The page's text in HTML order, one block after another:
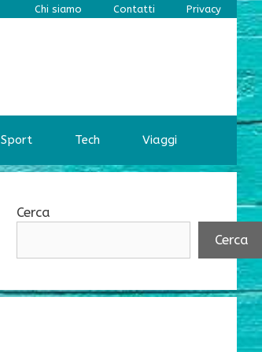
Chi siamo Contatti Privacy
Sport Tech Viaggi
Cerca
Cerca